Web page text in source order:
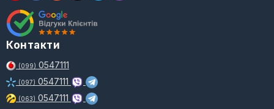
Контакти
(099) 0547111
(097) 0547111
(063) 0547111